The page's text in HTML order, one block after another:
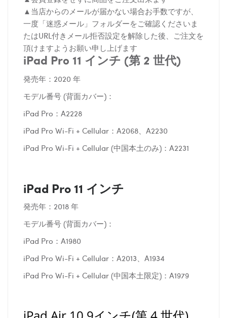
▲当店からのメールが届かない場合お手数ですが、
一度「迷惑メール」フォルダーをご確認くださいま
たはURL付きメール拒否設定を解除した後、ご注文を
頂けますようお願い申し上げます
iPad Pro 11 インチ (第 2 世代)
発売年：2020 年
モデル番号 (背面カバー)：
iPad Pro：A2228
iPad Pro Wi-Fi + Cellular：A2068、A2230
iPad Pro Wi-Fi + Cellular (中国本土のみ)：A2231
iPad Pro 11 インチ
発売年：2018 年
モデル番号 (背面カバー)：
iPad Pro：A1980
iPad Pro Wi-Fi + Cellular：A2013、A1934
iPad Pro Wi-Fi + Cellular (中国本土限定)：A1979